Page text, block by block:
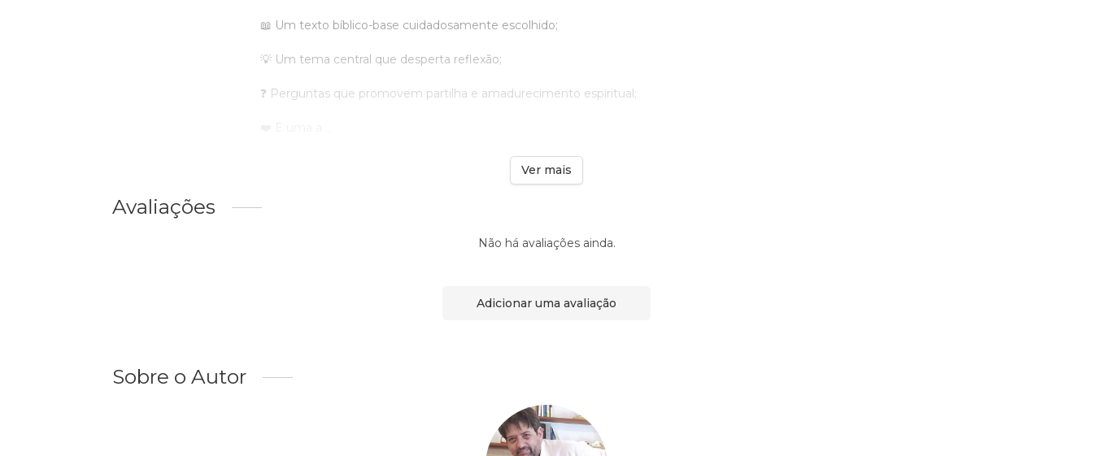
📖 Um texto bíblico-base cuidadosamente escolhido;
💡 Um tema central que desperta reflexão;
❓ Perguntas que promovem partilha e amadurecimento espiritual;
Ver mais
Avaliações
Não há avaliações ainda.
Adicionar uma avaliação
Sobre o Autor